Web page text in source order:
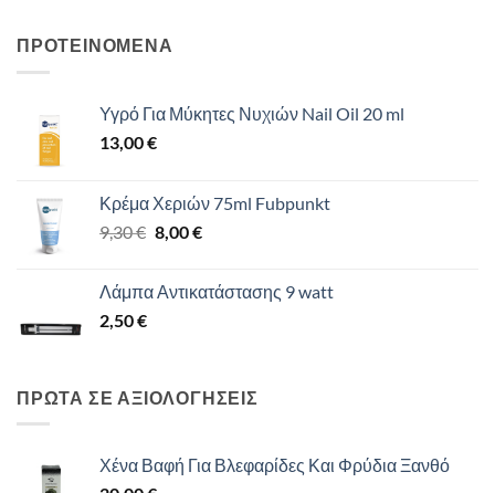
ΠΡΟΤΕΙΝΟΜΕΝΑ
Υγρό Για Μύκητες Νυχιών Nail Oil 20 ml
13,00€
Κρέμα Χεριών 75ml Fubpunkt
9,30€ Original
9,30 €.
8,00€Η
είναι:
Λάμπα Αντικατάστασης 9 watt
2,50€
ΠΡΩΤΑ ΣΕ ΑΞΙΟΛΟΓΗΣΕΙΣ
Χένα Βαφή Για Βλεφαρίδες Και Φρύδια Ξανθό